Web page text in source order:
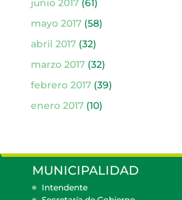
junio 2017(61)
mayo 2017(58)
abril 2017(32)
marzo 2017(32)
febrero 2017(39)
enero 2017(10)
MUNICIPALIDAD
Intendente